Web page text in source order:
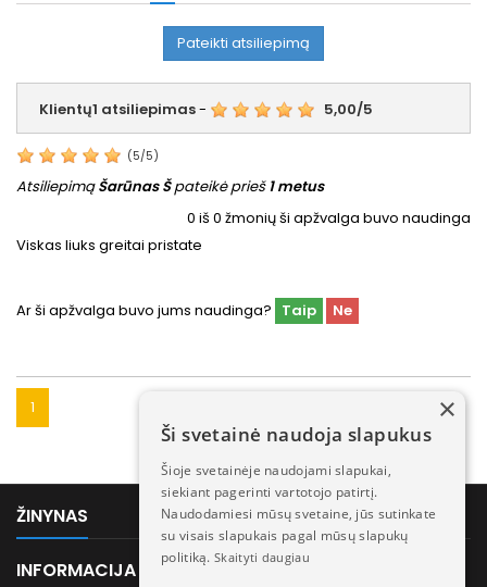
Pateikti atsiliepimą
Klientų1 atsiliepimas- 5,00/5
(5/5)
AtsiliepimąŠarūnas Špateikė prieš1 metus
0 iš 0 žmonių ši apžvalga buvo naudinga
Viskas liuks greitai pristate
Ar ši apžvalga buvo jums naudinga? Taip Ne
1
ŽINYNAS
INFORMACIJA
×
Ši svetainė naudoja slapukus
Šioje svetainėje naudojami slapukai,
siekiant pagerinti vartotojo patirtį.
Naudodamiesi mūsų svetaine, jūs sutinkate
su visais slapukais pagal mūsų slapukų
politiką. Skaityti daugiau